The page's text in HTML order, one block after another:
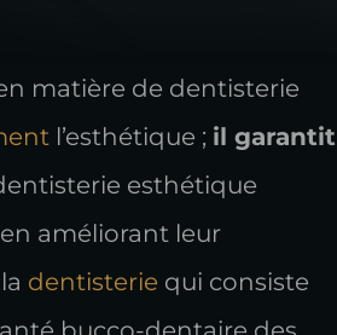
matière de dentisterie
l’esthétique ; il garantit
esthétique
améliorant leur
dentisterie qui consiste